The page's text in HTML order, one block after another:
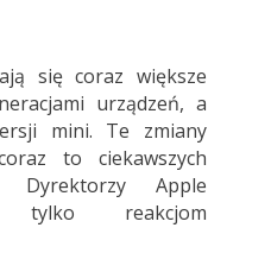
się coraz większe
urządzeń, a
mini. Te zmiany
to ciekawszych
Dyrektorzy Apple
tylko reakcjom